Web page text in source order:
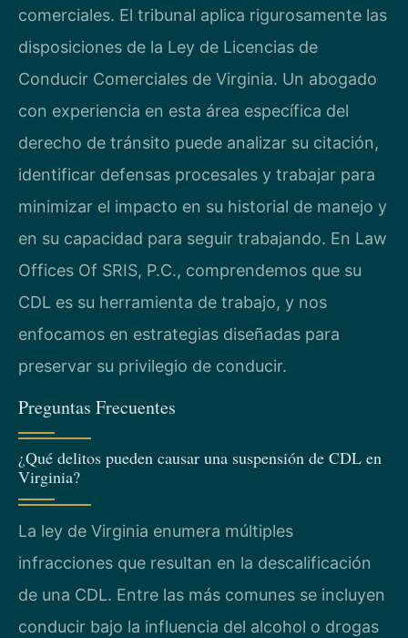
comerciales. El tribunal aplica rigurosamente las
disposiciones de la Ley de Licencias de
Conducir Comerciales de Virginia. Un abogado
con experiencia en esta área específica del
derecho de tránsito puede analizar su citación,
identificar defensas procesales y trabajar para
minimizar el impacto en su historial de manejo y
en su capacidad para seguir trabajando. En Law
Offices Of SRIS, P.C., comprendemos que su
CDL es su herramienta de trabajo, y nos
enfocamos en estrategias diseñadas para
preservar su privilegio de conducir.
Preguntas Frecuentes
¿Qué delitos pueden causar una suspensión de CDL en
Virginia?
La ley de Virginia enumera múltiples
infracciones que resultan en la descalificación
de una CDL. Entre las más comunes se incluyen
conducir bajo la influencia del alcohol o drogas